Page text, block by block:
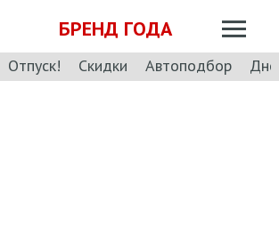
БРЕНД ГОДА
Отпуск! Скидки Автоподбор